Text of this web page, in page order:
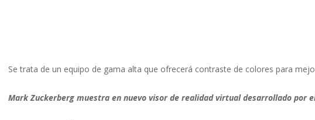
Se trata de un equipo de gama alta que ofrecerá contraste de colores para
Mark Zuckerberg muestra en nuevo visor de realidad virtual desarrollado por